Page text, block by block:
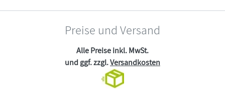
Preise und Versand
Alle Preise inkl. MwSt.
und ggf. zzgl.Versandkosten